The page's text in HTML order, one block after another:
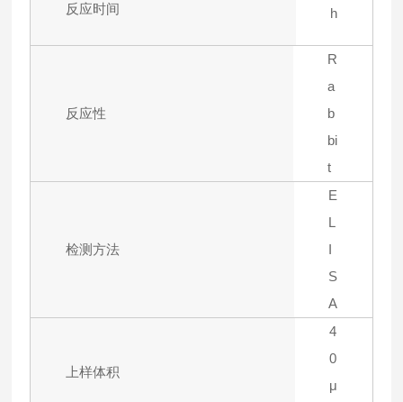
反应时间
h
反应性
R
a
b
bi
t
检测方法
E
L
I
S
A
上样体积
4
0
μ